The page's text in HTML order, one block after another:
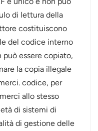
di lettura della
costituiscono
del codice interno
può essere copiato,
la copia illegale
codice, per
allo stesso
di sistemi di
di gestione delle